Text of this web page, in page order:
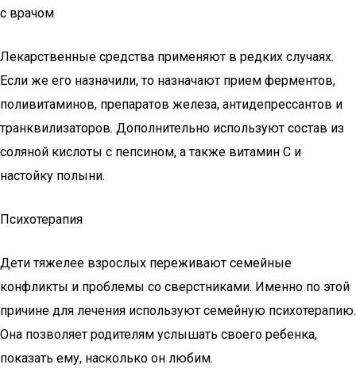
с врачом
Лекарственные средства применяют в редких случаях.
Если же его назначили, то назначают прием ферментов,
поливитаминов, препаратов железа, антидепрессантов и
транквилизаторов. Дополнительно используют состав из
соляной кислоты с пепсином, а также витамин С и
настойку полыни.
Психотерапия
Дети тяжелее взрослых переживают семейные
конфликты и проблемы со сверстниками. Именно по этой
причине для лечения используют семейную психотерапию.
Она позволяет родителям услышать своего ребенка,
показать ему, насколько он любим.